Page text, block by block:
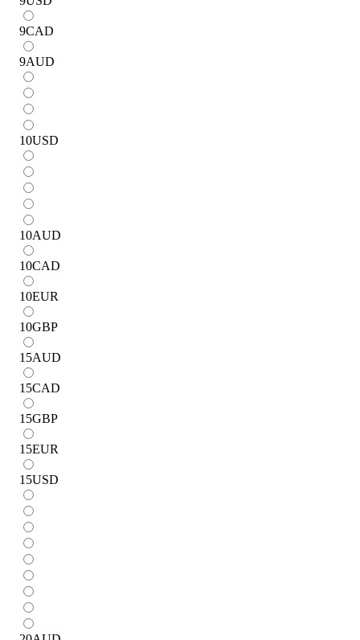
9CAD
9AUD
10USD
10AUD
10CAD
10EUR
10GBP
15AUD
15CAD
15GBP
15EUR
15USD